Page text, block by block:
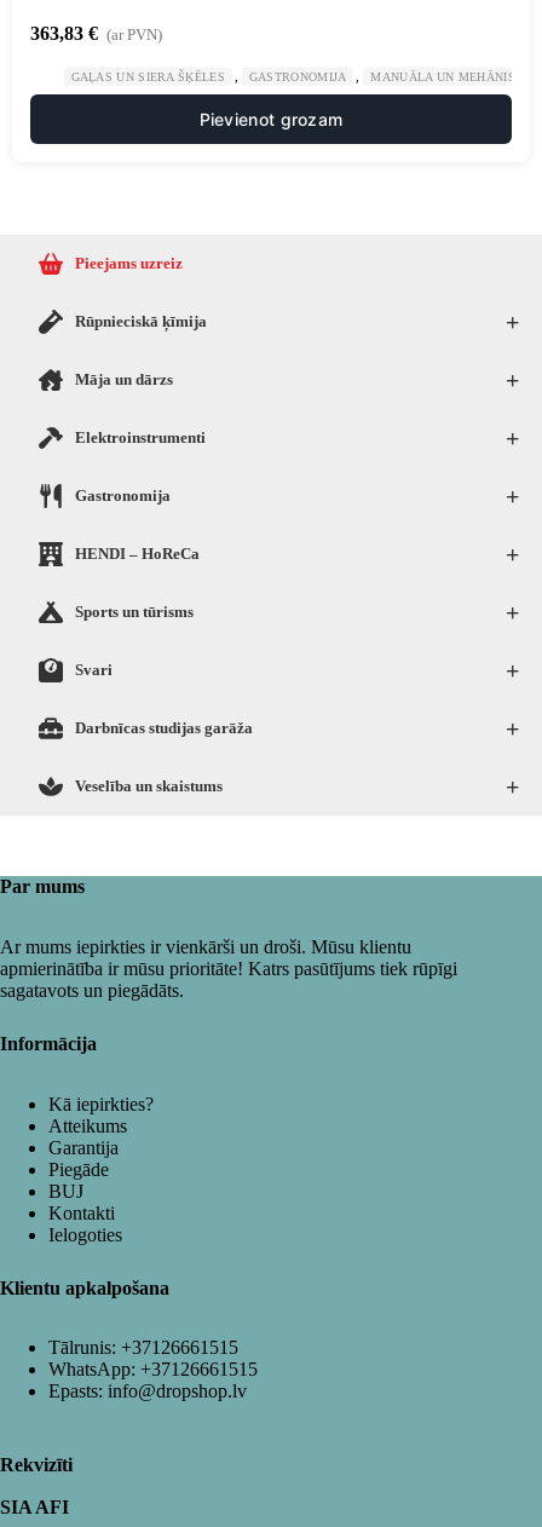
363,83 € (ar PVN)
GAĻAS UN SIERA ŠĶĒLES GASTRONOMIJA MANUĀLA UN MEHĀNISKA
Pievienot grozam
Pieejams uzreiz
+
Rūpnieciskā ķīmija
+
Māja un dārzs
+
Elektroinstrumenti
+
Gastronomija
+
HENDI – HoReCa
+
Sports un tūrisms
+
Svari
+
Darbnīcas studijas garāža
+
Veselība un skaistums
Par mums
Ar mums iepirkties ir vienkārši un droši. Mūsu klientu
apmierinātība ir mūsu prioritāte! Katrs pasūtījums tiek rūpīgi
sagatavots un piegādāts.
Informācija
Kā iepirkties?
Atteikums
Garantija
Piegāde
BUJ
Kontakti
Ielogoties
Klientu apkalpošana
Tālrunis: +37126661515
WhatsApp: +37126661515
Epasts: info@dropshop.lv
Rekvizīti
SIA AFI